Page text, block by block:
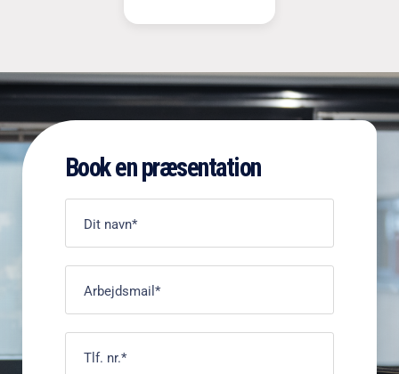
Book en præsentation